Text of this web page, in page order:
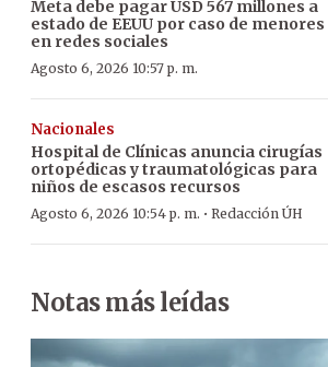
Meta debe pagar USD 567 millones a
estado de EEUU por caso de menores
en redes sociales
Agosto 6, 2026 10:57 p. m.
Nacionales
Hospital de Clínicas anuncia cirugías
ortopédicas y traumatológicas para
niños de escasos recursos
Agosto 6, 2026 10:54 p. m. · Redacción ÚH
Notas más leídas